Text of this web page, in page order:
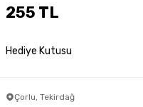
255 TL
Hediye Kutusu
Çorlu, Tekirdağ